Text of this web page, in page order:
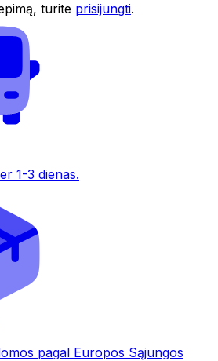
turite prisijungti.
1-3 dienas.
pagal Europos Sąjungos